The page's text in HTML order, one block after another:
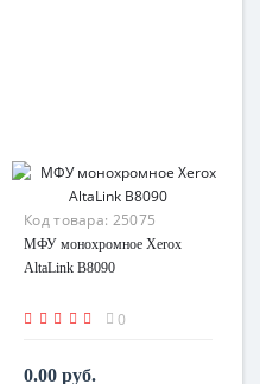
Код товара: 25075
МФУ монохромное Xerox
AltaLink B8090
0
0.00 руб.